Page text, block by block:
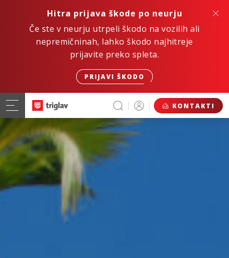
Hitra prijava škode po neurju
Če ste v neurju utrpeli škodo na vozilih ali
nepremičninah, lahko škodo najhitreje
prijavite preko spleta.
PRIJAVI ŠKODO
KONTAKTI